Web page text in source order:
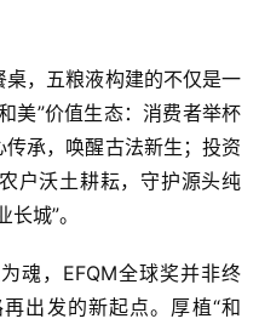
，五粮液构建的不仅是一
美”价值生态：消费者举杯
承，唤醒古法新生；投资
户沃土耕耘，守护源头纯
城”。
魂，EFQM全球奖并非终
出发的新起点。厚植“和